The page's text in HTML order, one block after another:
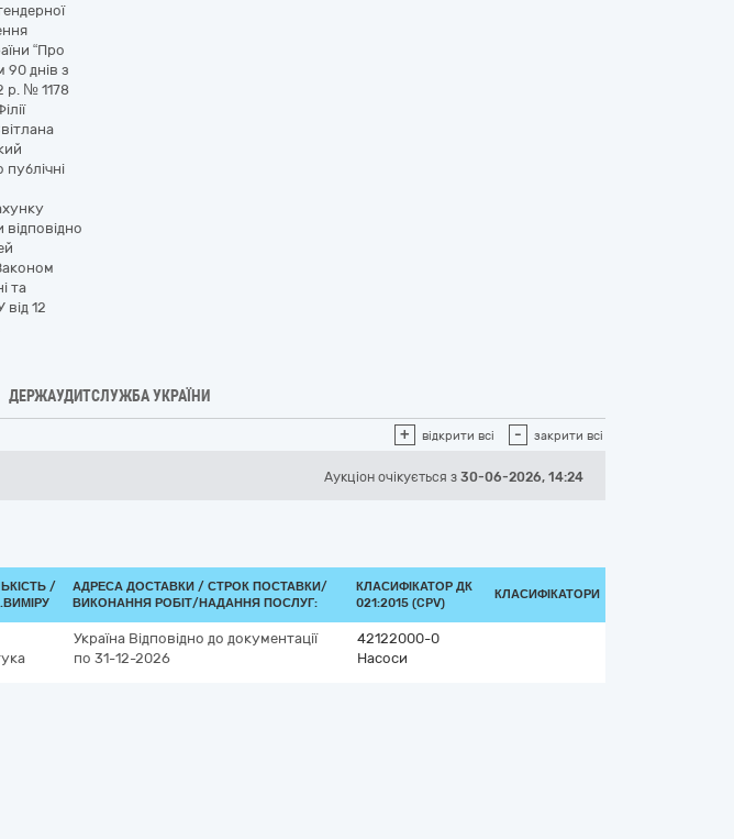
“Про
90 днів з
р. № 1178
відповідно
та
12
ДЕРЖАУДИТСЛУЖБА УКРАЇНИ
+ відкрити всі - закрити всі
Аукціон очікується з 30-06-2026, 14:24
/
АДРЕСА ДОСТАВКИ / СТРОК ПОСТАВКИ/
ВИКОНАННЯ РОБІТ/НАДАННЯ ПОСЛУГ:
КЛАСИФІКАТОР ДК
021:2015 (CPV)
КЛАСИФІКАТОРИ
Україна Відповідно до документації
по 31-12-2026
42122000-0
Насоси